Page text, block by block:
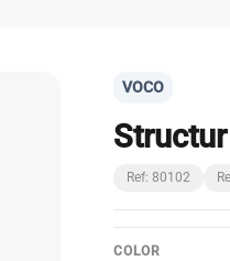
VOCO
Ref: 80102
COLOR